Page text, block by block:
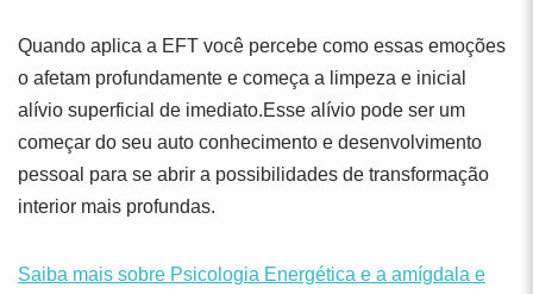
Quando aplica a EFT você percebe como essas emoções
o afetam profundamente e começa a limpeza e inicial
alívio superficial de imediato.Esse alívio pode ser um
começar do seu auto conhecimento e desenvolvimento
pessoal para se abrir a possibilidades de transformação
interior mais profundas.
Saiba mais sobre Psicologia Energética e a amígdala e